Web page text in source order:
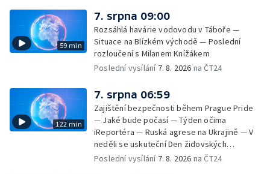
59 min
7. srpna 09:00
Rozsáhlá havárie vodovodu v Táboře —
Situace na Blízkém východě — Poslední
rozloučení s Milanem Knížákem
Poslední vysílání 7. 8. 2026 na ČT24
122 min
7. srpna 06:59
Zajištění bezpečnosti během Prague Pride
— Jaké bude počasí — Týden očima
iReportéra — Ruská agrese na Ukrajině — V
neděli se uskuteční Den židovských
památek — Vila Tugendhat slaví 25 let na
Poslední vysílání 7. 8. 2026 na ČT24